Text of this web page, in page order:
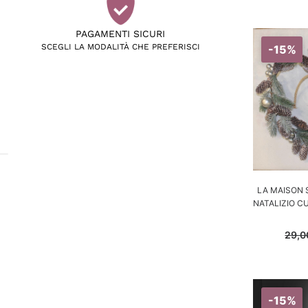
PAGAMENTI SICURI
SCEGLI LA MODALITÀ CHE PREFERISCI -15%
LA MAISON
NATALIZIO
-15%